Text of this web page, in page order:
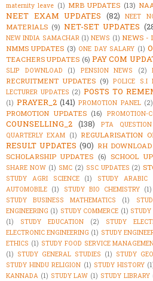
maternity leave (1) MRB UPDATES (13)
NEET EXAM UPDATES (82) NEET
MATERIALS (9) NET-SET UPDATES
NEW INDIA SAMACHAR (1) NEWS (1) NEWS -
NMMS UPDATES (3) ONE DAY SALARY (1)
TEACHERS UPDATES (6) PAY COM
SLIP DOWNLOAD
(1) PENSION NEWS (2)
RECRUITMENT UPDATES (9) POLICE S.I
LECTURER UPDATES (2) POSTS TO
(1) PRAYER_2 (141) PROMOTION PANEL (2)
PROMOTION UPDATES (16) PROMOTION-
COUNSELLING_2 (138) PTA
QUARTERLY EXAM (1) REGULARISATION
RESULT UPDATES (90) RH DOWNLOAD
SCHOLARSHIP UPDATES (6) SCHOOL
SHARE NOW (1) SMC (2) SSC UPDATES (2)
STUDY AGRI SCIENCE
(1) STUDY ARABIC
AUTOMOBILE (1) STUDY BIO CHEMISTRY (1)
STUDY BUSINESS MATHEMATICS (1)
ENGINEERING (1) STUDY COMMERCE (1)
(1)
STUDY EDUCATION (2) STUDY
ELECTRONIC ENGINEERING (1) STUDY
ETHICS (1) STUDY FOOD SERVICE
(1) STUDY GENERAL STUDIES (1) STUDY
STUDY HINDU RELIGION (1) STUDY HISTORY
KANNADA (1) STUDY LAW (1) STUDY LIBRARY